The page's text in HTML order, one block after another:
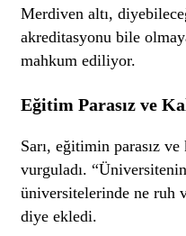
Merdiven altı,
akreditasyonu bile
mahkum ediliyor.
Eğitim Parasız ve
Sarı, eğitimin parasız
vurguladı.
üniversitelerinde ne ruh
diye ekledi.